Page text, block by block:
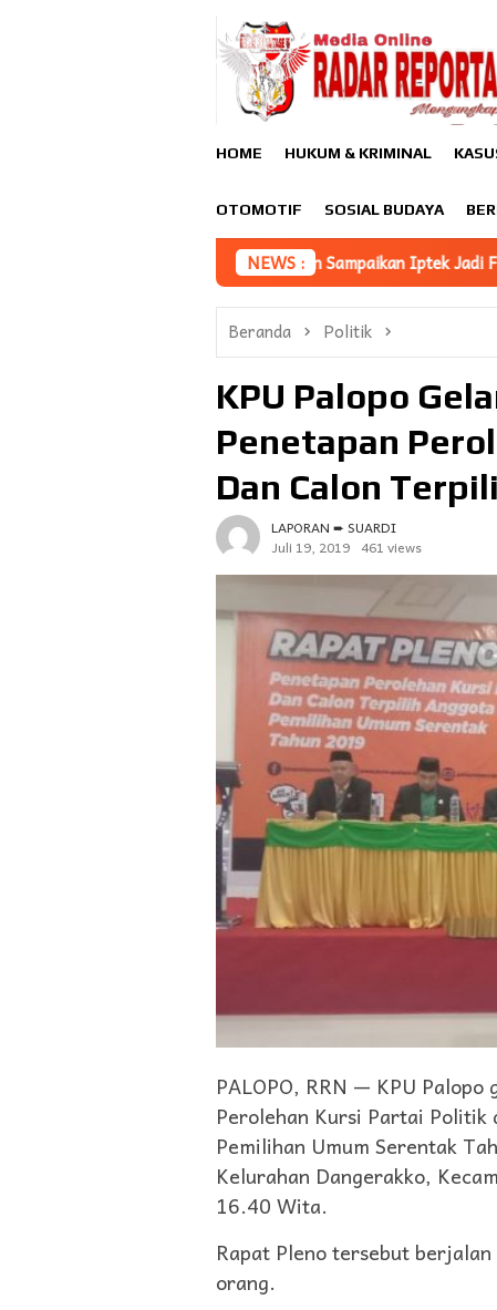
HOME HUKUM & KRIMINAL
OTOMOTIF SOSIAL BUDAYA
NEWS :
III Afridin Sampaikan Iptek Jadi Fondasi Utama
Beranda Politik
KPU Palopo
Penetapan
Dan Calon
LAPORAN ➨ SUARDI
Juli 19, 2019 461 views
PALOPO, RRN — KPU
Perolehan Kursi Partai Politik
Pemilihan Umum Serentak
Kelurahan Dangerakko,
16.40 Wita.
Rapat Pleno tersebut
orang.